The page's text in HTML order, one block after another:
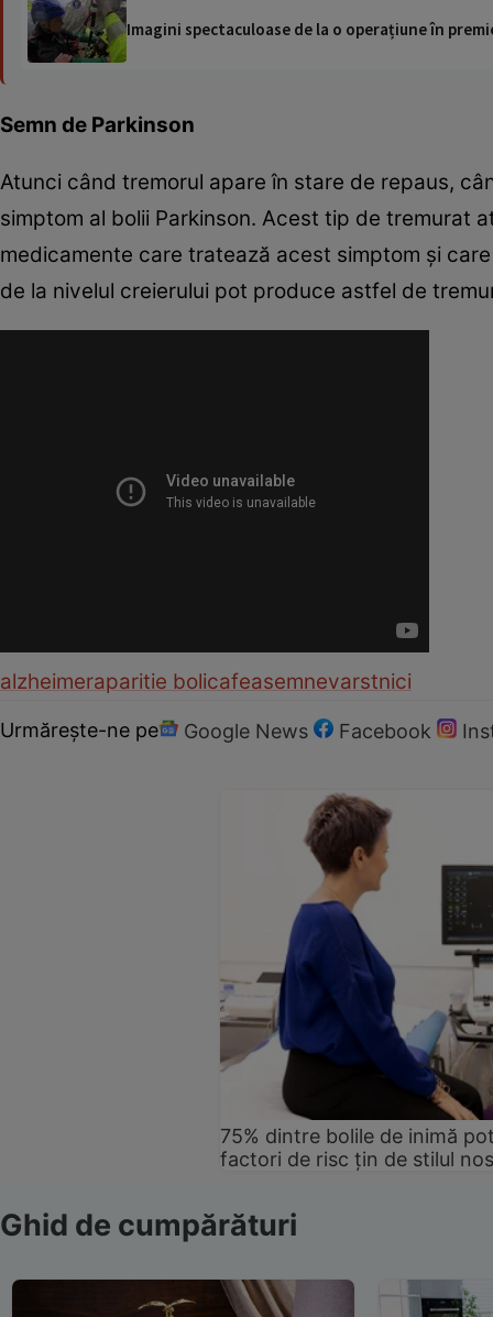
Imagini spectaculoase de la o operațiune în
Semn de Parkinson
Atunci când tremorul apare în stare de repaus,
simptom al bolii Parkinson. Acest tip de tremurat
medicamente care tratează acest simptom şi
de la nivelul creierului pot produce astfel de
alzheimeraparitie bolicafeasemnevarstnici
Urmărește-ne pe Google News Facebook
75% dintre bolile de inimă
factori de risc țin de stilul
Ghid de cumpărături